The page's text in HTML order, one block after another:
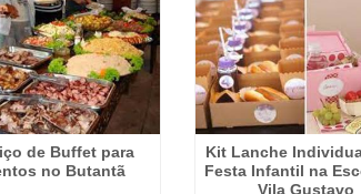
de Buffet para
no Butantã
Kit Lanche
Festa Infantil na
Vila Gustavo